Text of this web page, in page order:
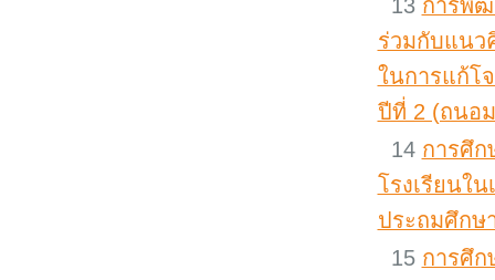
13 การพัฒ
ร่วมกับแนว
ในการแก้โ
ปีที่ 2 (ถนอ
14 การศึก
โรงเรียนใ
ประถมศึกษ
15 การศึ